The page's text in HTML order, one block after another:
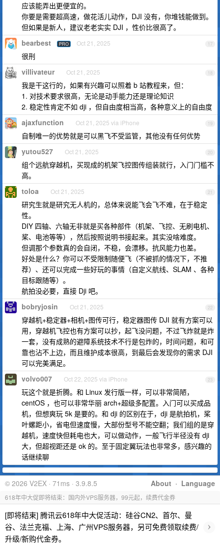
应该能弄出更便宜的。
你要是需要超高速，做花活儿动作，DJI 没有，你堆钱能做到。
但如果是新人，建议老老实实 DJI ，性价比很高了。
17
bearbest PRO Oct 21, 2025
很刑
18
villivateur Oct 21, 2025
我是干这行的，如果有兴趣可以照着 b 站教程来，但：
1. 对技术要求很高，无论是动手能力还是理论知识
2. 稳定性肯定不如 dji ，但自由度相当高，各种意义上的自由度
19
ajaxfunction Oct 21, 2025 via iPhone
自制唯一的优势就是可以黑飞不受监管，其他没有任何优势
20
yutou527 Oct 21, 2025
组个远航穿越机，买现成的机架飞控图传组装就行，入门门槛不
高。
21
toloa Oct 21, 2025
研究生就是研究无人机的，总体来说能飞会飞不难，在于稳定
性。
DIY 四轴、六轴无非就是买各种部件（机架、飞控、无刷电机、
桨、电池等等），然后按照说明书接起来。其实没啥难度。
但调那个参数真的会自闭，不稳，会漂移。抗风能力也差。
好处是什么？你可以不受限制随便飞（不被抓的情况下，不推
荐）、还可以完成一些好玩的事情（自定义航线、SLAM 、各种
目标跟随等）。
航拍没必要，直接 Dji 吧。
22
bobryjosin Oct 21, 2025
穿越机+稳定器+相机+图传可行，稳定器图传 DJI 就有方案可以
用，穿越机飞控也有方案可以抄，起飞没问题，不过飞炸就是炸
一套，没有成熟的避障系统技术不行是包炸的，时间问题，和可
靠也沾不上边，而且维护成本很高，到最后会发现你的需求 DJI
可以完美满足。
23
volvo007 Oct 22, 2025 via iPhone
玩这个就是折腾。和 Linux 发行版一样，可以非常简陋，
centOS ，也可以非常华丽 arch+超级多配置。入门可以买成品
机，但想爽玩 5k 是要的。和 dji 的区别在于，dji 是航拍机，桨
叶螺距小，省电但速度慢，大部份型号不能空翻；我们组的是穿
越机，速度快但耗电也大，可以做动作，一般飞行半径没有 dji
大，但超视距还是 ok 的。至于固定翼玩法也非常多，感兴趣的
话继续聊
About · Language
© 2026 V2EX · 71ms · 3.9.8.5
618年中大促即将结束：国内外VPS服务器，99元起，续费代金券
[即将结束] 腾讯云618年中大促活动：硅谷CN2、首尔、曼
谷、法兰克福、上海、广州VPS服务器，另可免费领取续费/
升级/新购代金券。
›